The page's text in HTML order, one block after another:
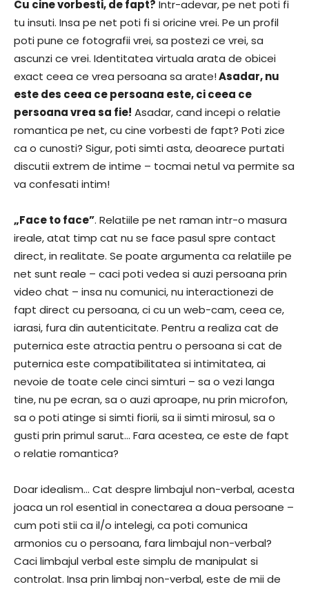
Cu cine vorbesti, de fapt? Intr-adevar, pe net poti fi
tu insuti. Insa pe net poti fi si oricine vrei. Pe un profil
poti pune ce fotografii vrei, sa postezi ce vrei, sa
ascunzi ce vrei. Identitatea virtuala arata de obicei
exact ceea ce vrea persoana sa arate!Asadar, nu
este des ceea ce persoana este, ci ceea ce
persoana vrea sa fie! Asadar, cand incepi o relatie
romantica pe net, cu cine vorbesti de fapt? Poti zice
ca o cunosti? Sigur, poti simti asta, deoarece purtati
discutii extrem de intime – tocmai netul va permite sa
va confesati intim!
„Face to face”. Relatiile pe net raman intr-o masura
ireale, atat timp cat nu se face pasul spre contact
direct, in realitate. Se poate argumenta ca relatiile pe
net sunt reale – caci poti vedea si auzi persoana prin
video chat – insa nu comunici, nu interactionezi de
fapt direct cu persoana, ci cu un web-cam, ceea ce,
iarasi, fura din autenticitate. Pentru a realiza cat de
puternica este atractia pentru o persoana si cat de
puternica este compatibilitatea si intimitatea, ai
nevoie de toate cele cinci simturi – sa o vezi langa
tine, nu pe ecran, sa o auzi aproape, nu prin microfon,
sa o poti atinge si simti fiorii, sa ii simti mirosul, sa o
gusti prin primul sarut… Fara acestea, ce este de fapt
o relatie romantica?
Doar idealism… Cat despre limbajul non-verbal, acesta
joaca un rol esential in conectarea a doua persoane –
cum poti stii ca il/o intelegi, ca poti comunica
armonios cu o persoana, fara limbajul non-verbal?
Caci limbajul verbal este simplu de manipulat si
controlat. Insa prin limbaj non-verbal, este de mii de